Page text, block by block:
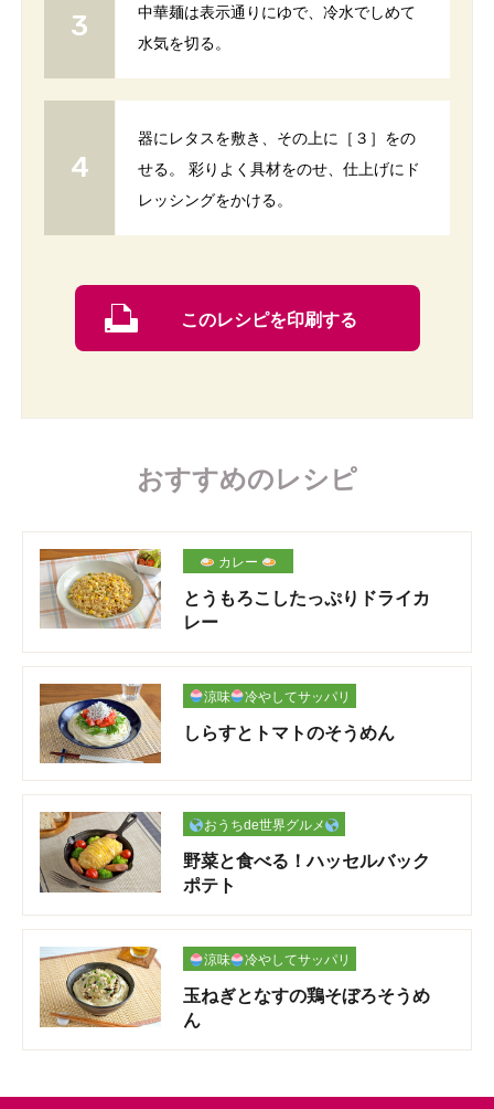
中華麺は表示通りにゆで、冷水でしめて
水気を切る。
器にレタスを敷き、その上に［３］をの
せる。 彩りよく具材をのせ、仕上げにド
レッシングをかける。
このレシピを印刷する
おすすめのレシピ
カレー
とうもろこしたっぷりドライカ
レー
涼味 冷やしてサッパリ
しらすとトマトのそうめん
おうちde世界グルメ
野菜と食べる！ハッセルバック
ポテト
涼味 冷やしてサッパリ
玉ねぎとなすの鶏そぼろそうめ
ん